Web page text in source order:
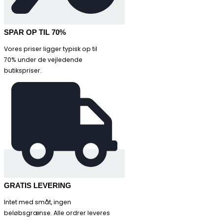
SPAR OP TIL 70%
Vores priser ligger typisk op til
70% under de vejledende
butikspriser.
GRATIS LEVERING
Intet med småt, ingen
beløbsgrænse. Alle ordrer leveres